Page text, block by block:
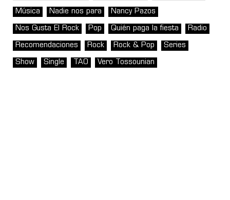
Música Nadie nos para Nancy Pazos
Nos Gusta El Rock Pop Quién paga la fiesta Radio
Recomendaciones Rock Rock & Pop Series
Show Single TAO Vero Tossounian